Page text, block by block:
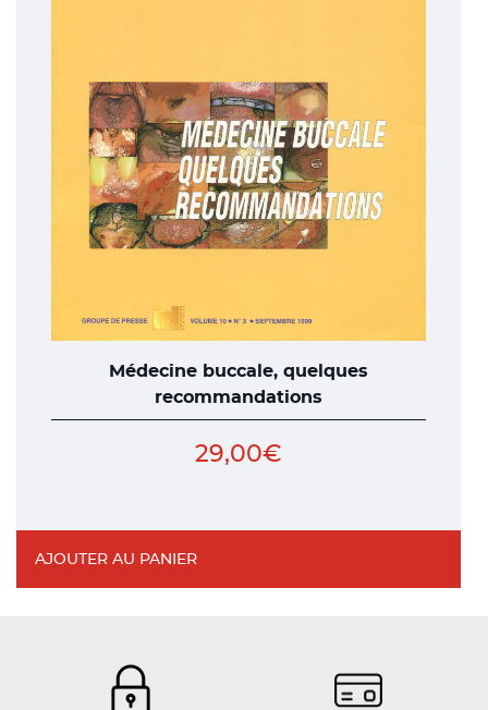
Médecine buccale, quelques
recommandations
29,00€
AJOUTER AU PANIER